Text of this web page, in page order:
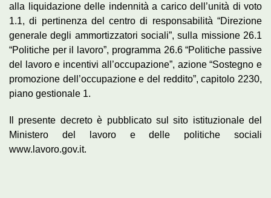
alla liquidazione delle indennità a carico dell’unità di voto
1.1, di pertinenza del centro di responsabilità “Direzione
generale degli ammortizzatori sociali”, sulla missione 26.1
“Politiche per il lavoro”, programma 26.6 “Politiche passive
del lavoro e incentivi all’occupazione”, azione “Sostegno e
promozione dell’occupazione e del reddito”, capitolo 2230,
piano gestionale 1.
Il presente decreto è pubblicato sul sito istituzionale del
Ministero del lavoro e delle politiche sociali
www.lavoro.gov.it.